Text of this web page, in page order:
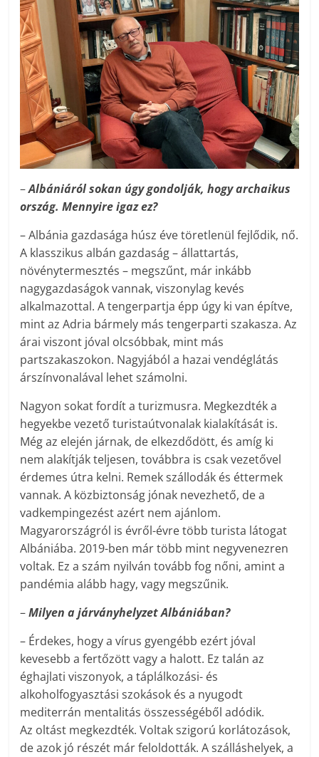
–Albániáról sokan úgy gondolják, hogy archaikus
ország. Mennyire igaz ez?
– Albánia gazdasága húsz éve töretlenül fejlődik, nő.
A klasszikus albán gazdaság – állattartás,
növénytermesztés – megszűnt, már inkább
nagygazdaságok vannak, viszonylag kevés
alkalmazottal. A tengerpartja épp úgy ki van építve,
mint az Adria bármely más tengerparti szakasza. Az
árai viszont jóval olcsóbbak, mint más
partszakaszokon. Nagyjából a hazai vendéglátás
árszínvonalával lehet számolni.
Nagyon sokat fordít a turizmusra. Megkezdték a
hegyekbe vezető turistaútvonalak kialakítását is.
Még az elején járnak, de elkezdődött, és amíg ki
nem alakítják teljesen, továbbra is csak vezetővel
érdemes útra kelni. Remek szállodák és éttermek
vannak. A közbiztonság jónak nevezhető, de a
vadkempingezést azért nem ajánlom.
Magyarországról is évről-évre több turista látogat
Albániába. 2019-ben már több mint negyvenezren
voltak. Ez a szám nyilván tovább fog nőni, amint a
pandémia alább hagy, vagy megszűnik.
–Milyen a járványhelyzet Albániában?
– Érdekes, hogy a vírus gyengébb ezért jóval
kevesebb a fertőzött vagy a halott. Ez talán az
éghajlati viszonyok, a táplálkozási- és
alkoholfogyasztási szokások és a nyugodt
mediterrán mentalitás összességéből adódik.
Az oltást megkezdték. Voltak szigorú korlátozások,
de azok jó részét már feloldották. A szálláshelyek, a